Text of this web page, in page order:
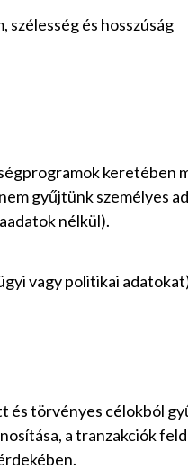
szélesség és hosszúság
keretében
gyűjtünk személyes
nélkül).
vagy politikai
és törvényes célokból
a tranzakciók